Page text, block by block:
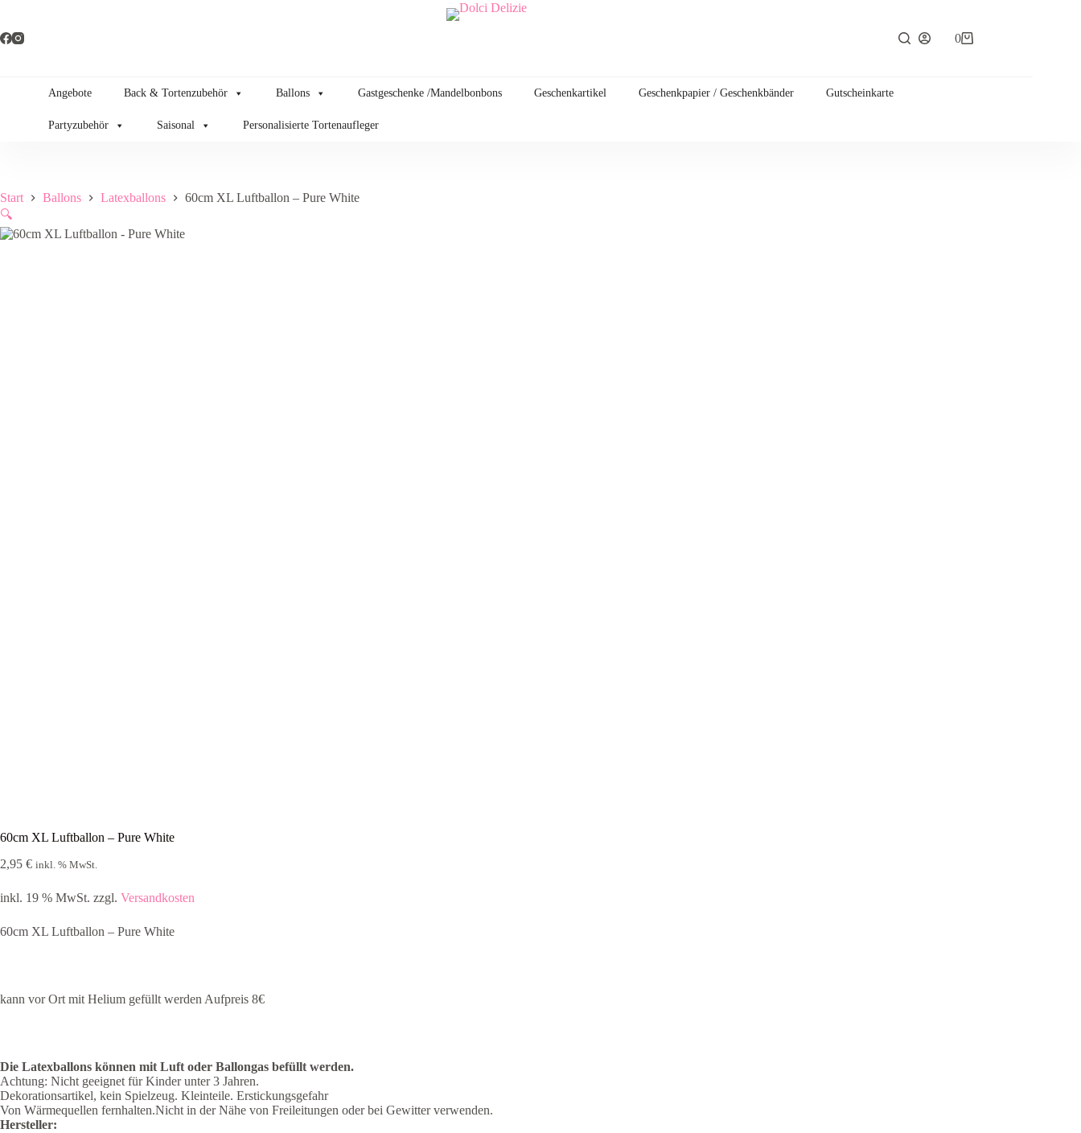
springen
Warenkorb
0
Angebote Back & Tortenzubehör Ballons Gastgeschenke /Mandelbonbons Geschenkartikel Geschenkpapier / Geschenkbänder Gutscheinkarte
Partyzubehör Saisonal Personalisierte Tortenaufleger
Start Ballons Latexballons
60cm XL Luftballon – Pure White
🔍
60cm XL Luftballon – Pure White
2,95 € inkl. % MwSt.
inkl. 19 % MwSt. zzgl. Versandkosten
60cm XL Luftballon – Pure White
kann vor Ort mit Helium gefüllt werden Aufpreis 8€
Die Latexballons können mit Luft oder Ballongas befüllt werden.
Achtung: Nicht geeignet für Kinder unter 3 Jahren.
Dekorationsartikel, kein Spielzeug. Kleinteile. Erstickungsgefahr
Von Wärmequellen fernhalten.Nicht in der Nähe von Freileitungen oder bei Gewitter verwenden.
Hersteller: